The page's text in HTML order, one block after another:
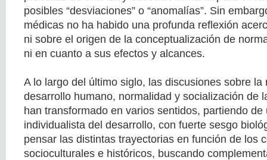
posibles “desviaciones” o “anomalías”. Sin
médicas no ha habido una profunda reflexión
ni sobre el origen de la conceptualización de
ni en cuanto a sus efectos y alcances.
A lo largo del último siglo, las discusiones sobre la
desarrollo humano, normalidad y socialización de
han transformado en varios sentidos, partiendo de
individualista del desarrollo, con fuerte sesgo
pensar las distintas trayectorias en función de los
socioculturales e históricos, buscando